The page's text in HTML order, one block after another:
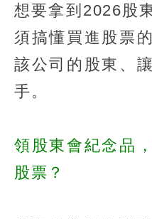
想要拿到2026股
須搞懂買進股票
該公司的股東、
手。
領股東會紀念品
股票？